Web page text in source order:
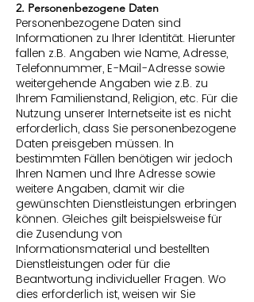
2. Personenbezogene Daten
Personenbezogene Daten sind
Informationen zu Ihrer Identität. Hierunter
fallen z.B. Angaben wie Name, Adresse,
Telefonnummer, E-Mail-Adresse sowie
weitergehende Angaben wie z.B. zu
Ihrem Familienstand, Religion, etc. Für die
Nutzung unserer Internetseite ist es nicht
erforderlich, dass Sie personenbezogene
Daten preisgeben müssen. In
bestimmten Fällen benötigen wir jedoch
Ihren Namen und Ihre Adresse sowie
weitere Angaben, damit wir die
gewünschten Dienstleistungen erbringen
können. Gleiches gilt beispielsweise für
die Zusendung von
Informationsmaterial und bestellten
Dienstleistungen oder für die
Beantwortung individueller Fragen. Wo
dies erforderlich ist, weisen wir Sie